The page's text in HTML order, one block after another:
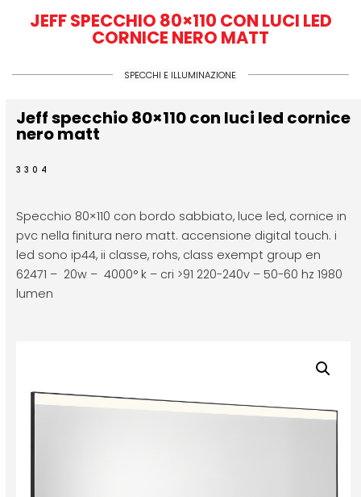
JEFF SPECCHIO 80×110 CON LUCI LED
CORNICE NERO MATT
SPECCHI E ILLUMINAZIONE
Jeff specchio 80×110 con luci led cornice
nero matt
3304
Specchio 80×110 con bordo sabbiato, luce led, cornice in
pvc nella finitura nero matt. accensione digital touch. i
led sono ip44, ii classe, rohs, class exempt group en
62471 – 20w – 4000° k – cri >91 220-240v – 50-60 hz 1980
lumen